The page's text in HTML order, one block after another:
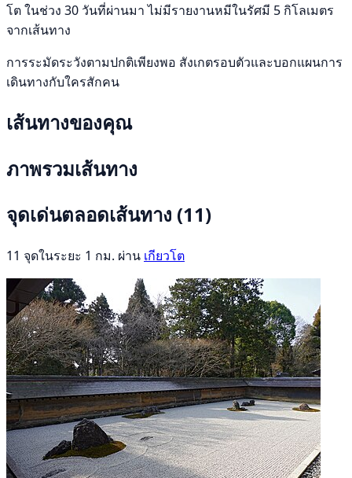
โต ในช่วง 30 วันที่ผ่านมา ไม่มีรายงานหมีในรัศมี 5 กิโลเมตร
จากเส้นทาง
การระมัดระวังตามปกติเพียงพอ สังเกตรอบตัวและบอกแผนการ
เดินทางกับใครสักคน
เส้นทางของคุณ
ภาพรวมเส้นทาง
จุดเด่นตลอดเส้นทาง (11)
11 จุดในระยะ 1 กม. ผ่าน เกียวโต